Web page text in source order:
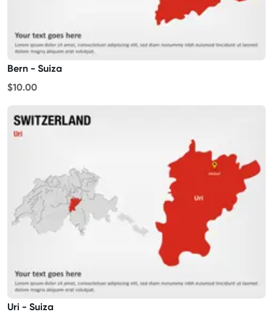
Bern - Suiza
$10.00
Uri - Suiza